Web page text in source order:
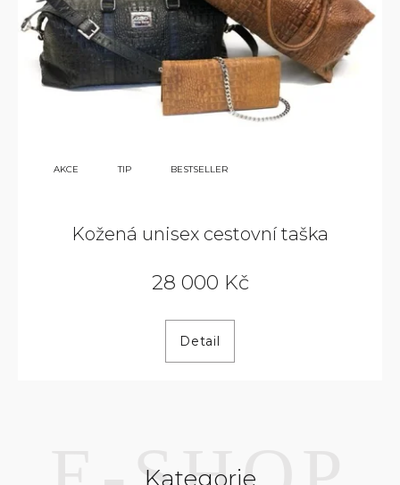
AKCE TIP BESTSELLER
Kožená unisex cestovní taška
28 000 Kč
Detail
Kategorie